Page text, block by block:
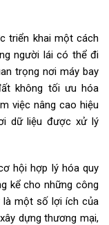
triển khai một cách
người lái có thể đi
trọng nơi máy bay
không tối ưu hóa
việc nâng cao hiệu
dữ liệu được xử lý
hội hợp lý hóa quy
kể cho những công
là một số lợi ích của
dựng thương mại,